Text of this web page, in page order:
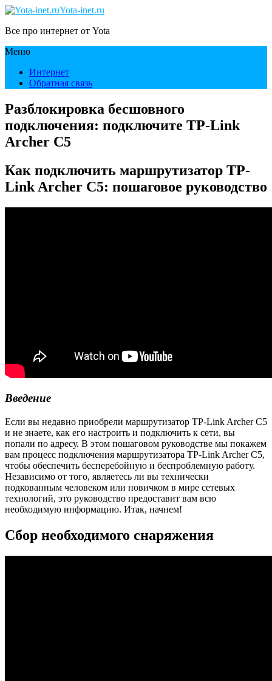
Yota-inet.ru
Все про интернет от Yota
Меню
Интернет
Обратная связь
Разблокировка бесшовного
подключения: подключите TP-Link
Archer C5
Как подключить маршрутизатор TP-
Link Archer C5: пошаговое руководство
Введение
Если вы недавно приобрели маршрутизатор TP-Link Archer C5
и не знаете, как его настроить и подключить к сети, вы
попали по адресу. В этом пошаговом руководстве мы покажем
вам процесс подключения маршрутизатора TP-Link Archer C5,
чтобы обеспечить бесперебойную и беспроблемную работу.
Независимо от того, являетесь ли вы технически
подкованным человеком или новичком в мире сетевых
технологий, это руководство предоставит вам всю
необходимую информацию. Итак, начнем!
Сбор необходимого снаряжения